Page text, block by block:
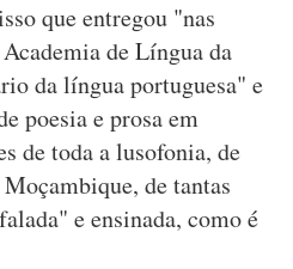
que entregou "nas
de Língua da
da língua portuguesa" e
poesia e prosa em
de toda a lusofonia, de
de tantas
e ensinada, como é